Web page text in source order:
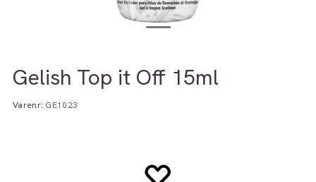
Gelish Top it Off 15ml
Varenr: GE1023